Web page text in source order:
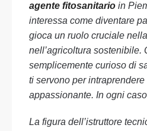
agente fitosanitario in
interessa come diventare
gioca un ruolo cruciale
nell’agricoltura sostenibile.
semplicemente curioso di
ti servono per
appassionante. In ogni
La figura dell’istruttore